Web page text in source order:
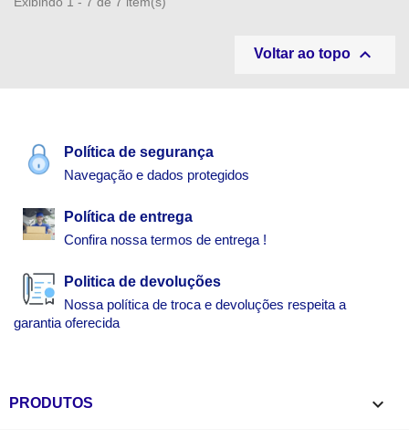
Voltar ao topo 
Política de segurança
Navegação e dados protegidos
Política de entrega
Confira nossa termos de entrega !
Politica de devoluções
Nossa política de troca e devoluções respeita a
garantia oferecida
PRODUTOS 